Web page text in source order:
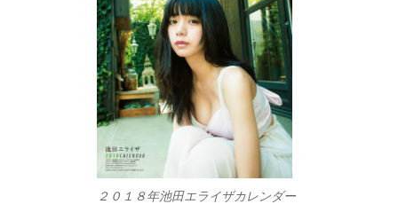
２０１８年池田エライザカレンダー